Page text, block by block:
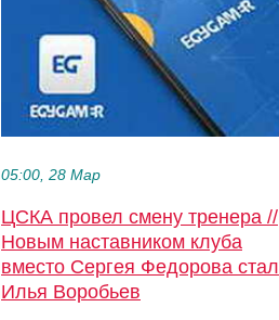
05:00, 28 Мар
ЦСКА провел смену тренера //
Новым наставником клуба
вместо Сергея Федорова стал
Илья Воробьев